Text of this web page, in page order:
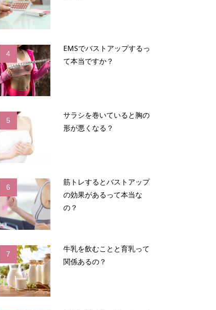
4
EMSでバストアップするっ
て本当ですか？
5
サラシを巻いていると胸の
形が悪くなる？
6
筋トレするとバストアップ
の効果があるって本当な
の？
7
牛乳を飲むことと育乳って
関係あるの？